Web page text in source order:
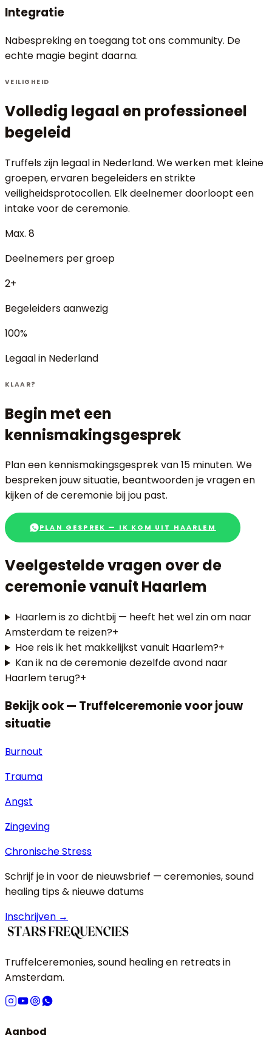
Integratie
Nabespreking en toegang tot ons community. De
echte magie begint daarna.
VEILIGHEID
Volledig legaal en professioneel
begeleid
Truffels zijn legaal in Nederland. We werken met kleine
groepen, ervaren begeleiders en strikte
veiligheidsprotocollen. Elk deelnemer doorloopt een
intake voor de ceremonie.
Max. 8
Deelnemers per groep
2+
Begeleiders aanwezig
100%
Legaal in Nederland
KLAAR?
Begin met een
kennismakingsgesprek
Plan een kennismakingsgesprek van 15 minuten. We
bespreken jouw situatie, beantwoorden je vragen en
kijken of de ceremonie bij jou past.
PLAN GESPREK — IK KOM UIT HAARLEM
Veelgestelde vragen over de
ceremonie vanuit Haarlem
Haarlem is zo dichtbij — heeft het wel zin om naar
Amsterdam te reizen?+
Hoe reis ik het makkelijkst vanuit Haarlem?+
Kan ik na de ceremonie dezelfde avond naar
Haarlem terug?+
Bekijk ook — Truffelceremonie voor jouw
situatie
Burnout
Trauma
Angst
Zingeving
Chronische Stress
Schrijf je in voor de nieuwsbrief — ceremonies, sound
healing tips & nieuwe datums
Inschrijven →
Truffelceremonies, sound healing en retreats in
Amsterdam.
Aanbod